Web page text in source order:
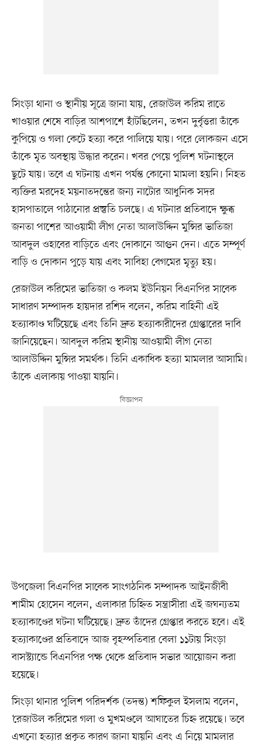
সিংড়া থানা ও স্থানীয় সূত্রে জানা যায়, রেজাউল করিম রাতে
খাওয়ার শেষে বাড়ির আশপাশে হাঁটছিলেন, তখন দুর্বৃত্তরা তাঁকে
কুপিয়ে ও গলা কেটে হত্যা করে পালিয়ে যায়। পরে লোকজন এসে
তাঁকে মৃত অবস্থায় উদ্ধার করেন। খবর পেয়ে পুলিশ ঘটনাস্থলে
ছুটে যায়। তবে এ ঘটনায় এখন পর্যন্ত কোনো মামলা হয়নি। নিহত
ব্যক্তির মরদেহ ময়নাতদন্তের জন্য নাটোর আধুনিক সদর
হাসপাতালে পাঠানোর প্রস্তুতি চলছে। এ ঘটনার প্রতিবাদে ক্ষুব্ধ
জনতা পাশের আওয়ামী লীগ নেতা আলাউদ্দিন মুন্সির ভাতিজা
আবদুল ওহাবের বাড়িতে এবং দোকানে আগুন দেন। এতে সম্পূর্ণ
বাড়ি ও দোকান পুড়ে যায় এবং সাবিহা বেগমের মৃত্যু হয়।
রেজাউল করিমের ভাতিজা ও কলম ইউনিয়ন বিএনপির সাবেক
সাধারণ সম্পাদক হায়দার রশিদ বলেন, করিম বাহিনী এই
হত্যাকাণ্ড ঘটিয়েছে এবং তিনি দ্রুত হত্যাকারীদের গ্রেপ্তারের দাবি
জানিয়েছেন। আবদুল করিম স্থানীয় আওয়ামী লীগ নেতা
আলাউদ্দিন মুন্সির সমর্থক। তিনি একাধিক হত্যা মামলার আসামি।
তাঁকে এলাকায় পাওয়া যায়নি।
উপজেলা বিএনপির সাবেক সাংগঠনিক সম্পাদক আইনজীবী
শামীম হোসেন বলেন, এলাকার চিহ্নিত সন্ত্রাসীরা এই জঘন্যতম
হত্যাকাণ্ডের ঘটনা ঘটিয়েছে। দ্রুত তাঁদের গ্রেপ্তার করতে হবে। এই
হত্যাকাণ্ডের প্রতিবাদে আজ বৃহস্পতিবার বেলা ১১টায় সিংড়া
বাসস্ট্যান্ডে বিএনপির পক্ষ থেকে প্রতিবাদ সভার আয়োজন করা
হয়েছে।
সিংড়া থানার পুলিশ পরিদর্শক (তদন্ত) শফিকুল ইসলাম বলেন,
‘রেজাউল করিমের গলা ও মুখমণ্ডলে আঘাতের চিহ্ন রয়েছে। তবে
এখনো হত্যার প্রকৃত কারণ জানা যায়নি এবং এ নিয়ে মামলার